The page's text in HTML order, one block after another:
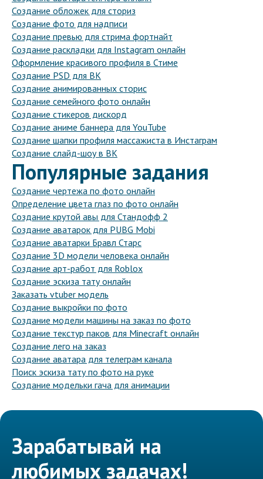
Создание обложек для сториз
Создание фото для надписи
Создание превью для стрима фортнайт
Создание раскладки для Instagram онлайн
Оформление красивого профиля в Стиме
Создание PSD для ВК
Создание анимированных сторис
Создание семейного фото онлайн
Создание стикеров дискорд
Создание аниме баннера для YouTube
Создание шапки профиля массажиста в Инстаграм
Создание слайд-шоу в ВК
Популярные задания
Создание чертежа по фото онлайн
Определение цвета глаз по фото онлайн
Создание крутой авы для Стандофф 2
Создание аватарок для PUBG Mobi
Создание аватарки Бравл Старс
Создание 3D модели человека онлайн
Создание арт-работ для Roblox
Создание эскиза тату онлайн
Заказать vtuber модель
Создание выкройки по фото
Создание модели машины на заказ по фото
Создание текстур паков для Minecraft онлайн
Создание лего на заказ
Создание аватара для телеграм канала
Поиск эскиза тату по фото на руке
Создание модельки гача для анимации
Зарабатывай на
любимых задачах!